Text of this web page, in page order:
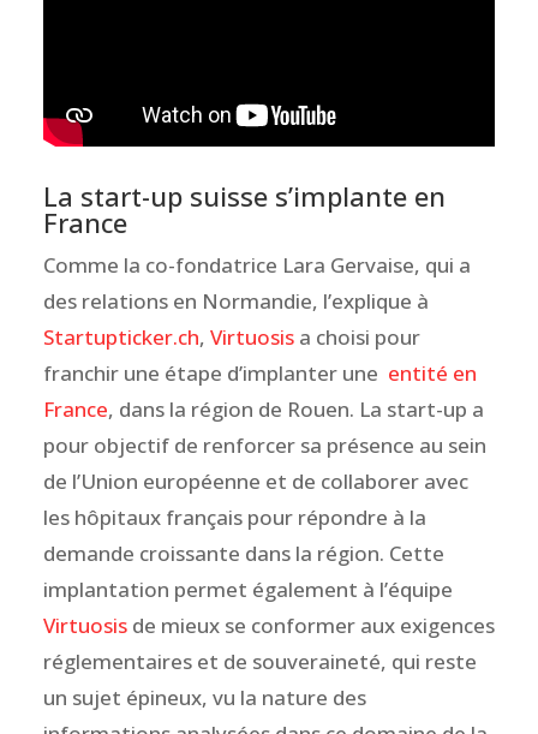
La start-up suisse s’implante en
France
Comme la co-fondatrice Lara Gervaise, qui a
des relations en Normandie, l’explique à
Startupticker.ch, Virtuosisa choisi pour
franchir une étape d’implanter une entité en
France, dans la région de Rouen. La start-up a
pour objectif de renforcer sa présence au sein
de l’Union européenne et de collaborer avec
les hôpitaux français pour répondre à la
demande croissante dans la région. Cette
implantation permet également à l’équipe
Virtuosisde mieux se conformer aux exigences
réglementaires et de souveraineté, qui reste
un sujet épineux, vu la nature des